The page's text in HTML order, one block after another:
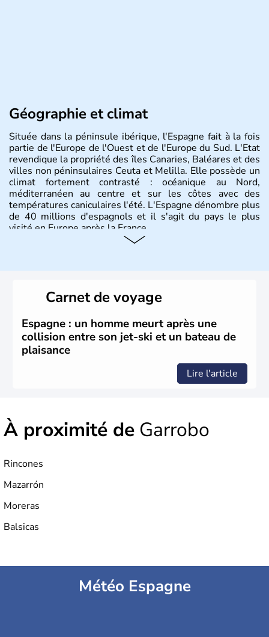
Géographie et climat
Située dans la péninsule ibérique, l'Espagne fait à la fois
partie de l'Europe de l'Ouest et de l'Europe du Sud. L'Etat
revendique la propriété des îles Canaries, Baléares et des
villes non péninsulaires Ceuta et Melilla. Elle possède un
climat fortement contrasté : océanique au Nord,
méditerranéen au centre et sur les côtes avec des
températures caniculaires l'été. L'Espagne dénombre plus
de 40 millions d'espagnols et il s'agit du pays le plus
visité en Europe après la France.
envahissent la péninsule au IIe siècle avant J.C et
apportent leur langue ainsi que leur religion. L'Espagne
s'impose comme la première puissance de l'Europe au
XIème siècle et le reste pendant plus de 100 ans. Madrid
rejoint le pays à partir de 1801 après avoir appartenu au
Portugal. Cette monarchie constitutionnelle intègre
Carnet de voyage
Espagne : un homme meurt après une
collision entre son jet-ski et un bateau de
plaisance
Lire l'article
À proximité de Garrobo
Rincones
Mazarrón
Moreras
Balsicas
Météo Espagne